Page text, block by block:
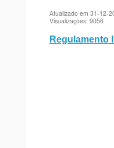
Atualizado em 31-12-
Visualizações: 9056
Regulamento